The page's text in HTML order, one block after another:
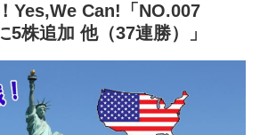
Yes,We Can!「NO.007
5株追加 他（37連勝）」